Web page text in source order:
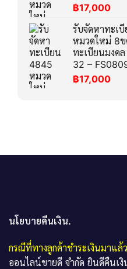
฿17,000
รับจัดหาทะเ
หมวดใหม่ 8
ทะเบียนมงค
32 –
฿17,000
นโยบายคืนเงิน.
กรณีที่ทางลูกค้าชำระเงินมาแล้
ออนไลน์ขายดี จำกัด ยินดีคืนเ